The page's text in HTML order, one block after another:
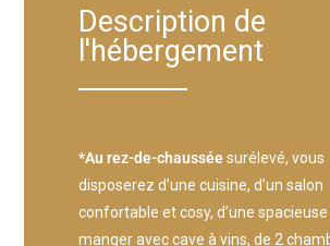
Description de
l'hébergement
*Au rez-de-chaussée surélevé, vous
disposerez d’une cuisine, d’un salon
confortable et cosy, d’une
manger avec cave à vins, de 2